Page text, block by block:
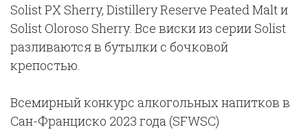
Solist PX Sherry, Distillery Reserve Peated Malt и
Solist Oloroso Sherry. Все виски из серии Solist
разливаются в бутылки с бочковой
крепостью.
Всемирный конкурс алкогольных напитков в
Сан-Франциско 2023 года (SFWSC)